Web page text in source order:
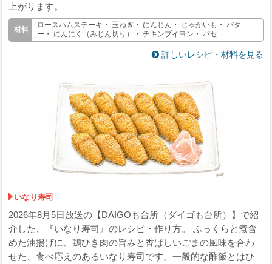
上がります。
ロースハムステーキ・ 玉ねぎ・ にんじん・ じゃがいも・ バタ
ー・ にんにく（みじん切り）・ チキンブイヨン・ パセ...
詳しいレシピ・材料を見る
いなり寿司
2026年8月5日放送の【DAIGOも台所（ダイゴも台所）】で紹
介した、『いなり寿司』のレシピ・作り方。 ふっくらと煮含
めた油揚げに、鶏ひき肉の旨みと香ばしいごまの風味を合わ
せた、食べ応えのあるいなり寿司です。一般的な酢飯とはひ